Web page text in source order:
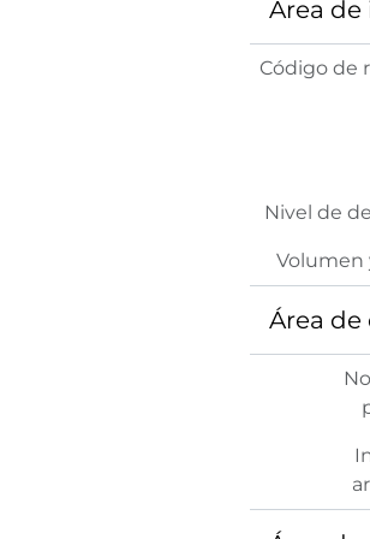
Área
Código de
Nivel de
Volumen
Área